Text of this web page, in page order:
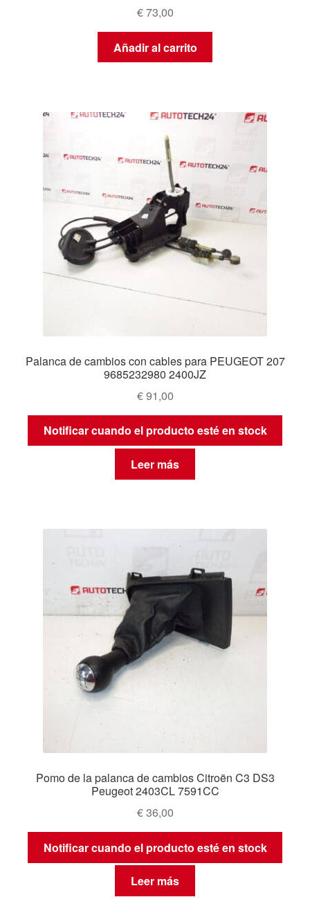
€73,00
Añadir al carrito
Palanca de cambios con cables para PEUGEOT 207
9685232980 2400JZ
€91,00
Notificar cuando el producto esté en stock
Leer más
Pomo de la palanca de cambios Citroën C3 DS3
Peugeot 2403CL 7591CC
€36,00
Notificar cuando el producto esté en stock
Leer más